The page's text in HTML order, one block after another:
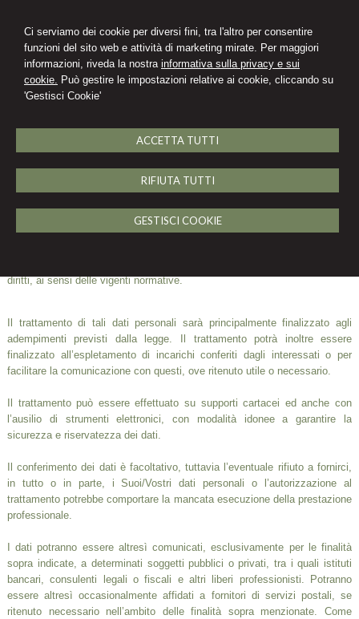
Ci serviamo dei cookie per diversi fini, tra l'altro per consentire
funzioni del sito web e attività di marketing mirate. Per maggiori
informazioni, riveda la nostra informativa sulla privacy e sui
cookie. Può gestire le impostazioni relative ai cookie, cliccando su
'Gestisci Cookie'
ACCETTA TUTTI
RIFIUTA TUTTI
GESTISCI COOKIE
Michela Oliva
INFORMATIVA SULLA PRIVACY (D.Lgs.
n. 196/2003)
I dati personali da Lei/Voi forniti o acquisiti nell’ambito della nostra attività
diritti, ai sensi delle vigenti normative.
Il trattamento di tali dati personali sarà principalmente finalizzato agli
adempimenti previsti dalla legge. Il trattamento potrà inoltre essere
finalizzato all’espletamento di incarichi conferiti dagli interessati o per
facilitare la comunicazione con questi, ove ritenuto utile o necessario.
Il trattamento può essere effettuato su supporti cartacei ed anche con
l’ausilio di strumenti elettronici, con modalità idonee a garantire la
sicurezza e riservatezza dei dati.
Il conferimento dei dati è facoltativo, tuttavia l’eventuale rifiuto a fornirci,
in tutto o in parte, i Suoi/Vostri dati personali o l’autorizzazione al
trattamento potrebbe comportare la mancata esecuzione della prestazione
professionale.
I dati potranno essere altresì comunicati, esclusivamente per le finalità
sopra indicate, a determinati soggetti pubblici o privati, tra i quali istituti
bancari, consulenti legali o fiscali e altri liberi professionisti. Potranno
essere altresì occasionalmente affidati a fornitori di servizi postali, se
ritenuto necessario nell’ambito delle finalità sopra menzionate. Come